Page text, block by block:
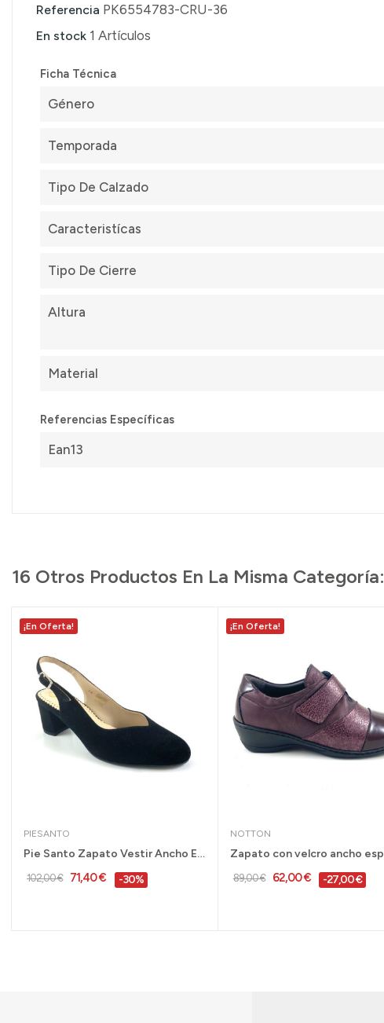
Referencia PK6554783-CRU-36
En stock 1 Artículos
Ficha Técnica
Género
Temporada
Tipo De Calzado
Caracteristícas
Tipo De Cierre
Altura
Material
Referencias Específicas
Ean13
16 Otros Productos En La Misma Categoría:
¡En Oferta!
PIESANTO
Pie Santo Zapato Vestir Ancho Especial Mujer...
102,00 € 71,40 € -30%
¡En Oferta!
NOTTON
89,00 € 62,00 € -27,00 €